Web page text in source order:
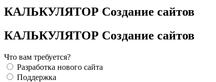
КАЛЬКУЛЯТОР Создание сайтов
КАЛЬКУЛЯТОР Создание сайтов
Что вам требуется?
Разработка нового сайта
Поддержка